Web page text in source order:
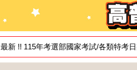
最新 !! 115年考選部國家考試/各類特考